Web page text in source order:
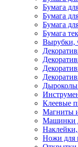
Бумага
Бумага
Бумага
Бумага
Вырубки,
Клеевые
Магниты
Машинки
Ножи для